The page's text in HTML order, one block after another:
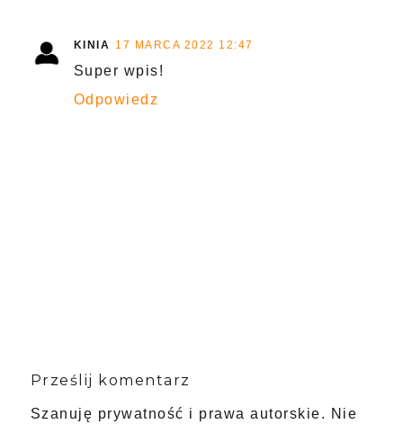
KINIA 17 MARCA 2022 12:47
Super wpis!
Odpowiedz
Prześlij komentarz
Szanuję prywatność i prawa autorskie. Nie